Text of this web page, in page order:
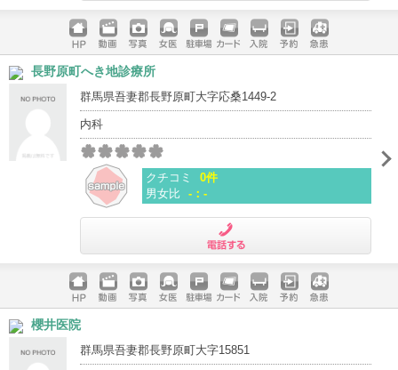
ホームペ
ージ
動画 写真 女医 駐車場
クレジッ
入院 予約 急患
長野原町へき地診療所
群馬県吾妻郡長野原町大字応桑1449-2
内科
クチコミ
0件
男女比 -：-
ホームペ
ージ
動画 写真 女医 駐車場
クレジッ
入院 予約 急患
櫻井医院
群馬県吾妻郡長野原町大字15851